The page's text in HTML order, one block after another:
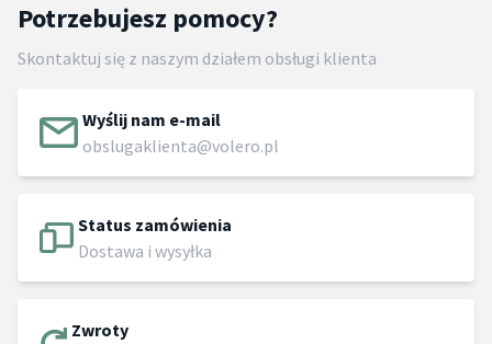
Potrzebujesz pomocy?
Skontaktuj się z naszym działem obsługi klienta
Wyślij nam e-mail
obslugaklienta@volero.pl
Status zamówienia
Dostawa i wysyłka
Zwroty